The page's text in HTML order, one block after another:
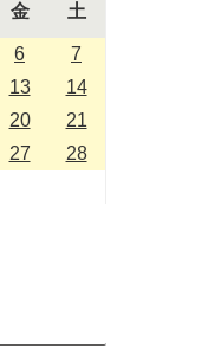
金 土
6
7
13
14
20
21
27
28